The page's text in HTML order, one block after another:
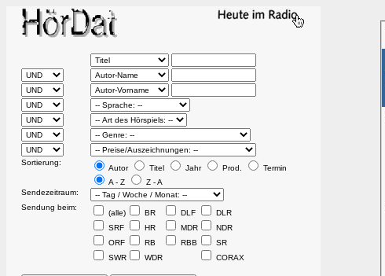
Sortierung:
Autor Titel Jahr Prod.
Termin
A - Z
Z - A
Sendezeitraum:
Sendung beim:
(alle) BR DLF
DLR
SRF
HR MDR
NDR
ORF
RB RBB
SR
SWR
WDR CORAX